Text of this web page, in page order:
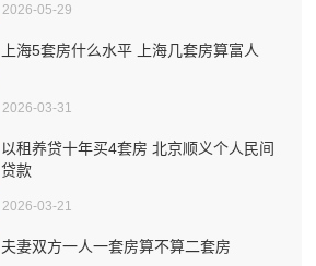
2026-05-29
上海5套房什么水平 上海几套房算富人
2026-03-31
以租养贷十年买4套房 北京顺义个人民间
贷款
2026-03-21
夫妻双方一人一套房算不算二套房